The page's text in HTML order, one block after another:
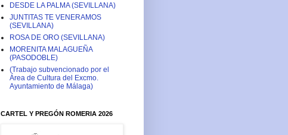
DESDE LA PALMA (SEVILLANA)
JUNTITAS TE VENERAMOS
(SEVILLANA)
ROSA DE ORO (SEVILLANA)
MORENITA MALAGUEÑA
(PASODOBLE)
(Trabajo subvencionado por el
Área de Cultura del Excmo.
Ayuntamiento de Málaga)
CARTEL Y PREGÓN ROMERIA 2026